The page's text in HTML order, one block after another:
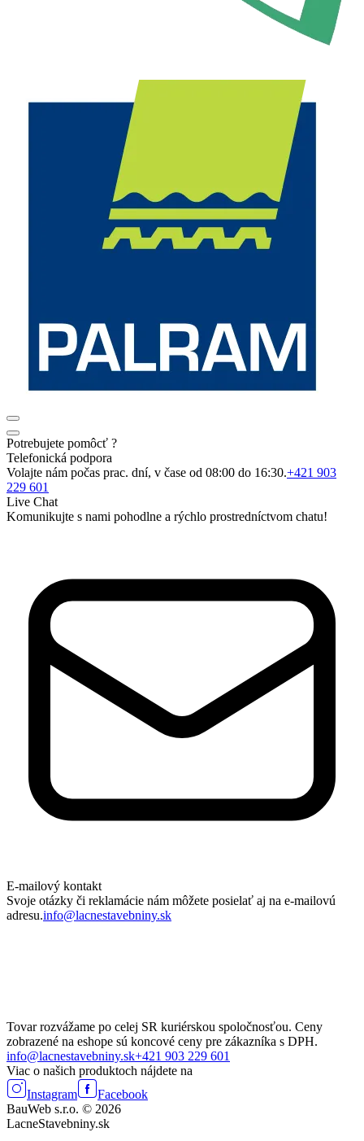
Potrebujete pomôcť ?
Telefonická podpora
Volajte nám počas prac. dní, v čase od 08:00 do 16:30.+421 903
229 601
Live Chat
Komunikujte s nami pohodlne a rýchlo prostredníctvom chatu!
E-mailový kontakt
Svoje otázky či reklamácie nám môžete posielať aj na e-mailovú
adresu.info@lacnestavebniny.sk
Tovar rozvážame po celej SR kuriérskou spoločnosťou. Ceny
zobrazené na eshope sú koncové ceny pre zákazníka s DPH.
info@lacnestavebniny.sk+421 903 229 601
Viac o našich produktoch nájdete na
Instagram
Facebook
BauWeb s.r.o. © 2026
LacneStavebniny.sk